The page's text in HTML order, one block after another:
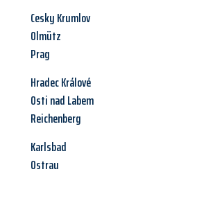
Cesky Krumlov
Olmütz
Prag
Hradec Králové
Osti nad Labem
Reichenberg
Karlsbad
Ostrau